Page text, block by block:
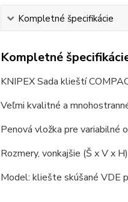
Kompletné špecifikácie
Kompletné
KNIPEX Sada klieští
Veľmi kvalitné a
Penová vložka pre variabilné
Rozmery, vonkajšie (Š x V x
Model: kliešte skúšané VDE